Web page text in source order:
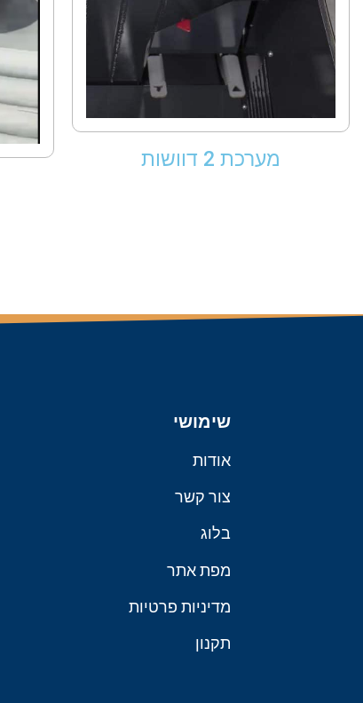
מערכת 2 דוושות
שימושי
אודות
צור קשר
בלוג
מפת אתר
מדיניות פרטיות
תקנון